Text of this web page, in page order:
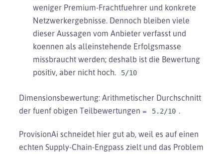
weniger Premium-Frachtfuehrer und konkrete
Netzwerkergebnisse. Dennoch bleiben viele
dieser Aussagen vom Anbieter verfasst und
koennen als alleinstehende Erfolgsmasse
missbraucht werden; deshalb ist die Bewertung
positiv, aber nicht hoch.
5/10
Dimensionsbewertung: Arithmetischer Durchschnitt
der fuenf obigen Teilbewertungen =
5.2/10 .
ProvisionAi schneidet hier gut ab, weil es auf einen
echten Supply-Chain-Engpass zielt und das Problem